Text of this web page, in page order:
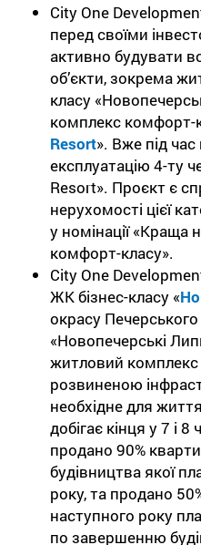
City One
перед своїми
активно будувати
об’єкти, зокрема
класу
комплекс комфорт-
Resort». Вже під
експлуатацію 4-ту
Resort». Проєкт є
нерухомості цієї
у номінації «Краща
комфорт-класу».
City One
ЖК бізнес-класу «
окрасу
«Новопечерські
житловий комплекс
розвиненою
необхідне для
добігає кінця у 7 і
продано 90%
будівництва якої
року, та продано
наступного року
по завершенню